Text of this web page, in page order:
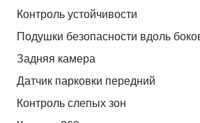
Контроль устойчивости
Подушки безопасности вдоль
Задняя камера
Датчик парковки передний
Контроль слепых зон